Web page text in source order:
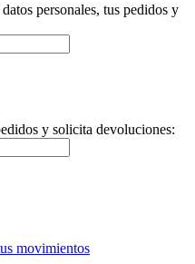
personales, tus pedidos y
y solicita devoluciones:
movimientos